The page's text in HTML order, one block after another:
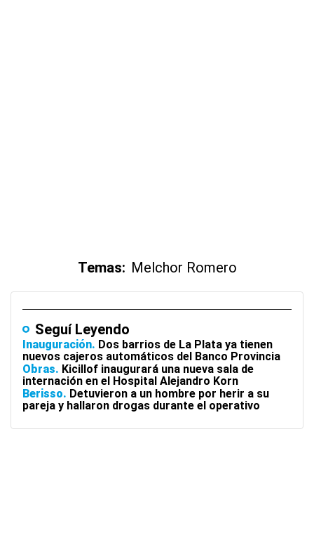
Temas: Melchor Romero
Seguí Leyendo
Inauguración Dos barrios de La Plata ya tienen
nuevos cajeros automáticos del Banco Provincia
Obras Kicillof inaugurará una nueva sala de
internación en el Hospital Alejandro Korn
Berisso Detuvieron a un hombre por herir a su
pareja y hallaron drogas durante el operativo